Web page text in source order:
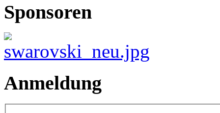
Sponsoren
Anmeldung